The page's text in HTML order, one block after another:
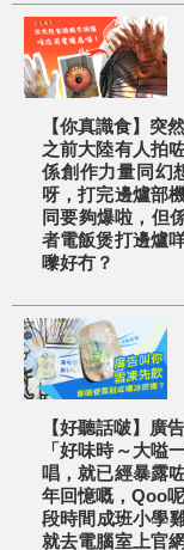
【你真識食】突
之前大陸有人拍
係創作力量同幻
呀，打完邊爐部
同要夠爆啦，但
者電飯煲打邊爐
嚟好冇？
【好聽話啵】廣
「好味時～大
唱，就已經暴露
年回憶嘅，Qoo
段時間成班小學
就去電腦室上官